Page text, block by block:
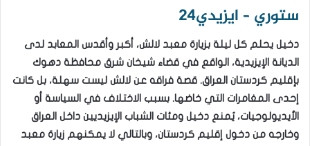
ستوري – ايزيدي24
دخيل يحلم كل ليلة بزيارة معبد لالش، أكبر وأقدس المعابد لدى
الديانة الإيزيدية، الواقع في قضاء شيخان شرق محافظة دهوك
بإقليم كردستان العراق. قصة فراقه عن لالش ليست سهلة، بل كانت
إحدى المغامرات التي خاضها. بسبب الاختلاف في السياسة أو
الأيديولوجيات، يُمنع دخيل ومئات الشباب الإيزيديين داخل العراق
وخارجه من دخول إقليم كردستان، وبالتالي لا يمكنهم زيارة معبد